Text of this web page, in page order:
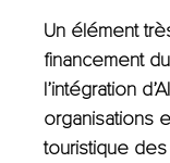
Un élément
financement
l’intégration
organisations
touristique